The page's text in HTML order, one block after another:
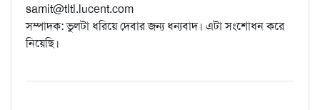
samit@tltl.lucent.com
সম্পাদক: ভুলটা ধরিয়ে দেবার জন্য ধন্যবাদ। এটা সংশোধন করে
নিয়েছি।